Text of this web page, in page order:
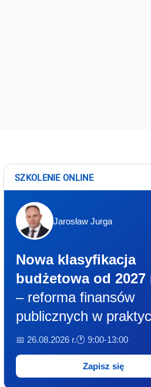
SZKOLENIE ONLINE
Jarosław Jurga
Nowa klasyfikacja
budżetowa od 2027
– reforma finansów
publicznych w
📅 26.08.2026 r.🕐 9:00-13:00
Zapisz się